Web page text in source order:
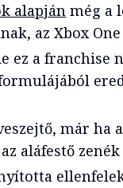
alapján még a
az Xbox
ez a franchise
már ha
aláfestő